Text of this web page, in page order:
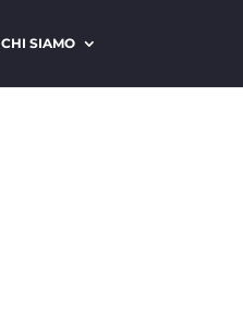
CHI SIAMO